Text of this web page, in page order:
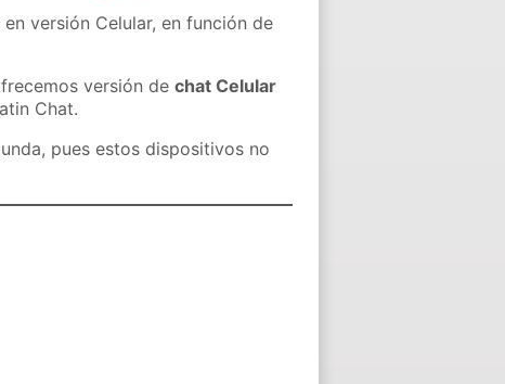
versión Celular, en función de
versión dechat Celular
Chat.
pues estos dispositivos no